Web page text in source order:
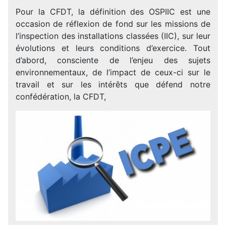
Pour la CFDT, la définition des OSPIIC est une
occasion de réflexion de fond sur les missions de
l’inspection des installations classées (IIC), sur leur
évolutions et leurs conditions d’exercice. Tout
d’abord, consciente de l’enjeu des sujets
environnementaux, de l’impact de ceux-ci sur le
travail et sur les intérêts que défend notre
confédération, la CFDT,